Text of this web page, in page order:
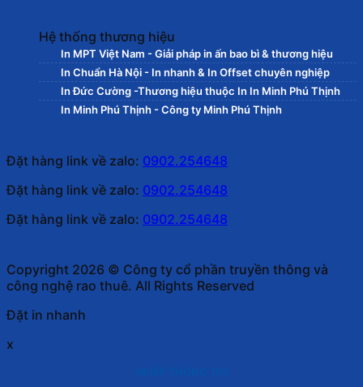
Hệ thống thương hiệu
In MPT Việt Nam - Giải pháp in ấn bao bì & thương hiệu
In Chuẩn Hà Nội - In nhanh & In Offset chuyên nghiệp
In Đức Cường -Thương hiệu thuộc In In Minh Phú Thịnh
In Minh Phú Thịnh - Công ty Minh Phú Thịnh
Đặt hàng link về zalo: 0902.254648
Đặt hàng link về zalo: 0902.254648
Đặt hàng link về zalo: 0902.254648
Copyright 2026 © Công ty cổ phần truyền thông và
công nghệ rao thuê. All Rights Reserved
Đặt in nhanh
x